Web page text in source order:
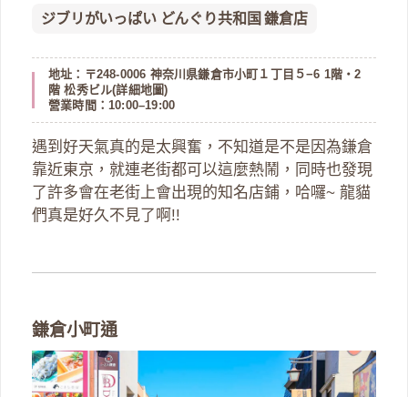
ジブリがいっぱい どんぐり共和国 鎌倉店
地址：〒248-0006 神奈川県鎌倉市小町１丁目５−6 1階・2
階 松秀ビル(詳細地圖)
營業時間：10:00–19:00
遇到好天氣真的是太興奮，不知道是不是因為鎌倉
靠近東京，就連老街都可以這麼熱鬧，同時也發現
了許多會在老街上會出現的知名店鋪，哈囉~ 龍貓
們真是好久不見了啊!!
鎌倉小町通